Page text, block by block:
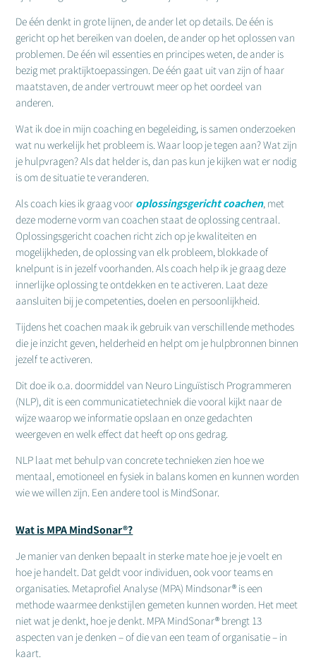
De één denkt in grote lijnen, de ander let op details. De één is
gericht op het bereiken van doelen, de ander op het oplossen van
problemen. De één wil essenties en principes weten, de ander is
bezig met praktijktoepassingen. De één gaat uit van zijn of haar
maatstaven, de ander vertrouwt meer op het oordeel van
anderen.
Wat ik doe in mijn coaching en begeleiding, is samen onderzoeken
wat nu werkelijk het probleem is. Waar loop je tegen aan? Wat zijn
je hulpvragen? Als dat helder is, dan pas kun je kijken wat er nodig
is om de situatie te veranderen.
Als coach kies ik graag voor oplossingsgericht coachen, met
deze moderne vorm van coachen staat de oplossing centraal.
Oplossingsgericht coachen richt zich op je kwaliteiten en
mogelijkheden, de oplossing van elk probleem, blokkade of
knelpunt is in jezelf voorhanden. Als coach help ik je graag deze
innerlijke oplossing te ontdekken en te activeren. Laat deze
aansluiten bij je competenties, doelen en persoonlijkheid.
Tijdens het coachen maak ik gebruik van verschillende methodes
die je inzicht geven, helderheid en helpt om je hulpbronnen binnen
jezelf te activeren.
Dit doe ik o.a. doormiddel van Neuro Linguïstisch Programmeren
(NLP), dit is een communicatietechniek die vooral kijkt naar de
wijze waarop we informatie opslaan en onze gedachten
weergeven en welk effect dat heeft op ons gedrag.
NLP laat met behulp van concrete technieken zien hoe we
mentaal, emotioneel en fysiek in balans komen en kunnen worden
wie we willen zijn. Een andere tool is MindSonar.
Wat is MPA MindSonar®?
Je manier van denken bepaalt in sterke mate hoe je je voelt en
hoe je handelt. Dat geldt voor individuen, ook voor teams en
organisaties. Metaprofiel Analyse (MPA) Mindsonar® is een
methode waarmee denkstijlen gemeten kunnen worden. Het meet
niet wat je denkt, hoe je denkt. MPA MindSonar® brengt 13
aspecten van je denken – of die van een team of organisatie – in
kaart.